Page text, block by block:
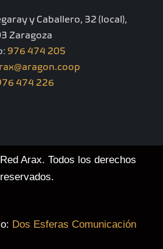
t
e
r
a
r
a
m
e
i
n
u
y Caballero, 32 (local),
Zaragoza
976 474 205
474 226
Arax. Todos los derechos
reservados.
Dos Esferas Comunicación